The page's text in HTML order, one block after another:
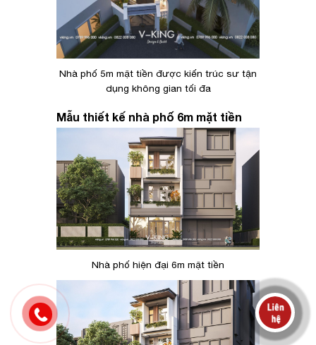
Nhà phố 5m mặt tiền được kiến trúc sư tận
dụng không gian tối đa
Mẫu thiết kế nhà phố 6m mặt tiền
Nhà phố hiện đại 6m mặt tiền